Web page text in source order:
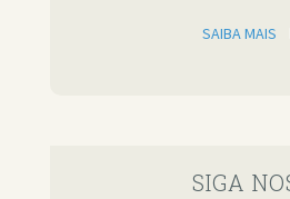
SAIBA MAIS
SIGA